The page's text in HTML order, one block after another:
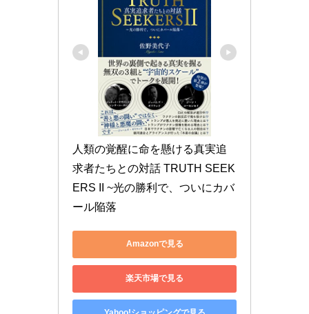
人類の覚醒に命を懸ける真実追
求者たちとの対話 TRUTH SEEK
ERS II ~光の勝利で、ついにカバ
ール陥落
Amazonで見る
楽天市場で見る